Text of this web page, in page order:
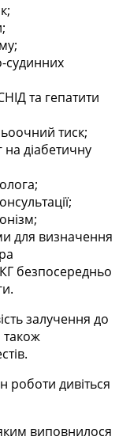
судинних
та гепатити
тиск;
діабетичну
для визначення
безпосередньо
залучення до
також
роботи дивіться
виповнилося